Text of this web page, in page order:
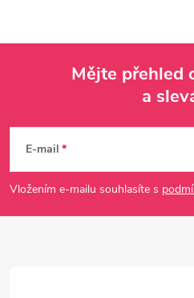
p
a
Mějte přehled
a
E-mail
Vložením e-mailu souhlasíte s